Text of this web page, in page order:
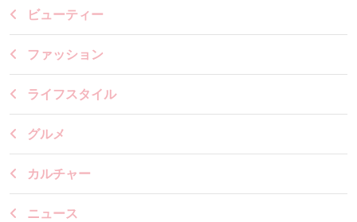
ビューティー
ファッション
ライフスタイル
グルメ
カルチャー
ニュース